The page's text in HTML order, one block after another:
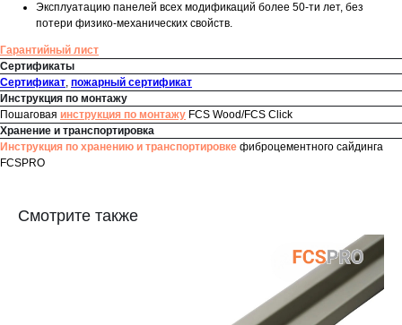
Эксплуатацию панелей всех модификаций более 50-ти лет, без
потери физико-механических свойств.
Гарантийный лист
Сертификаты
Сертификат, пожарный сертификат
Инструкция по монтажу
Пошаговая инструкция по монтажу FCS Wood/FCS Click
Хранение и транспортировка
Инструкция по хранению и транспортировке фиброцементного сайдинга
FCSPRO
Смотрите также